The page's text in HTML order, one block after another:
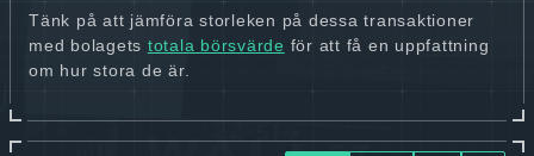
Tänk på att jämföra storleken på dessa transaktioner
med bolagets totala börsvärde för att få en uppfattning
om hur stora de är.